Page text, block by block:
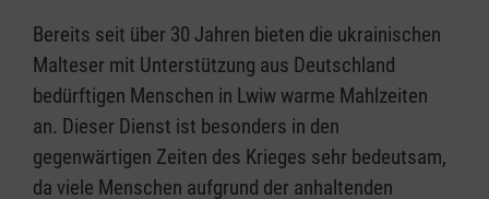
Bereits seit über 30 Jahren bieten die ukrainischen
Malteser mit Unterstützung aus Deutschland
bedürftigen Menschen in Lwiw warme Mahlzeiten
an. Dieser Dienst ist besonders in den
gegenwärtigen Zeiten des Krieges sehr bedeutsam,
da viele Menschen aufgrund der anhaltenden